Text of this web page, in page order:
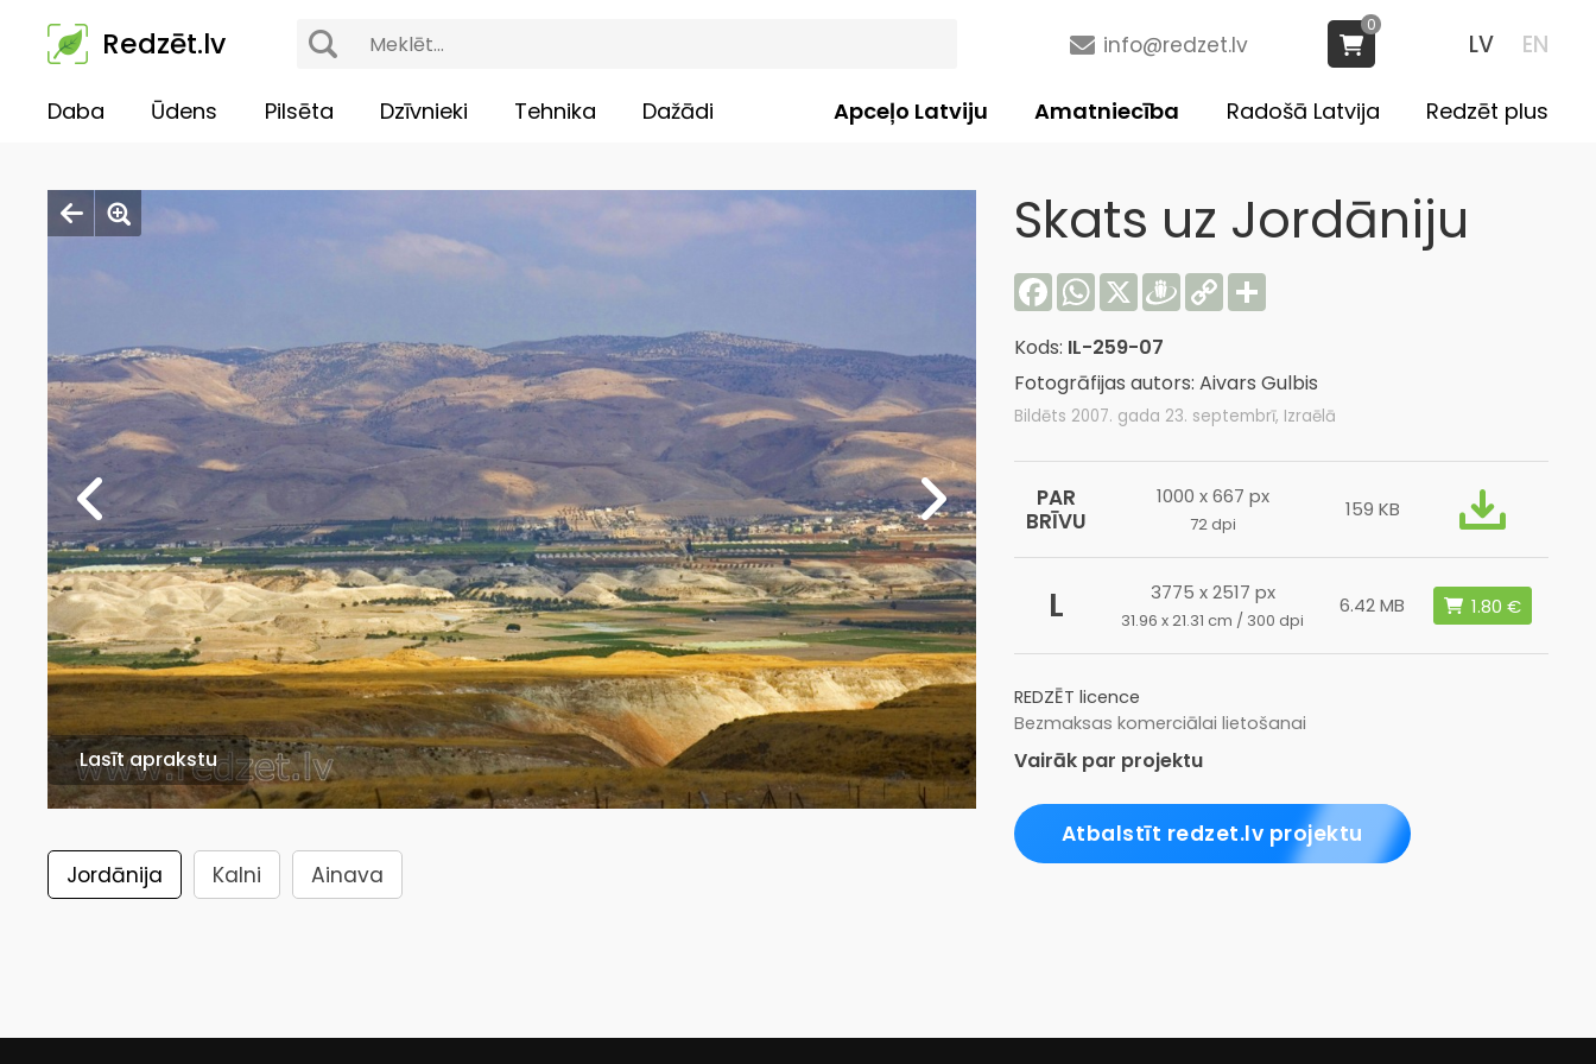
Redzēt.lv LV EN
info@redzet.lv
0
Daba Ūdens Pilsēta Dzīvnieki Tehnika Dažādi Redzēt plus
Radošā Latvija
Amatniecība
Apceļo Latviju
Lasīt aprakstu
Jordānija Kalni Ainava
Skats uz Jordāniju
Facebook
WhatsApp
X Draugiem
Copy
Link
Share
Kods: IL-259-07
Fotogrāfijas autors: Aivars Gulbis
Bildēts 2007. gada 23. septembrī, Izraēlā
PAR
BRĪVU
1000 x 667 px
72 dpi
159 KB
L 3775 x 2517 px
31.96 x 21.31 cm / 300 dpi
6.42 MB
REDZĒT licence
Bezmaksas komerciālai lietošanai
Vairāk par projektu
Atbalstīt redzet.lv projektu